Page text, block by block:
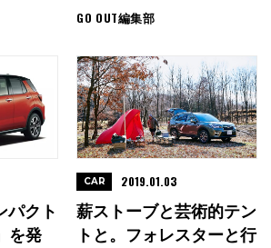
GO OUT編集部
パクト
を発
薪ストーブと芸術的テン
トと。フォレスターと行
CAR 2019.01.03